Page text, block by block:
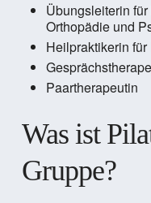
Übungsleiterin
Orthopädie und
Heilpraktikerin
Paartherapeutin
Was ist
Gruppe?